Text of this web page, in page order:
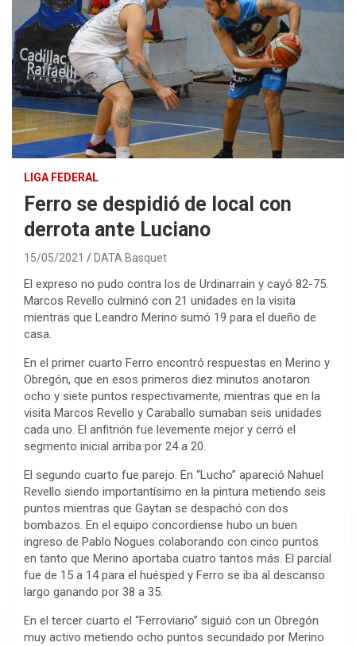
LIGA FEDERAL
Ferro se despidió de local con
derrota ante Luciano
15/05/2021 DATA Basquet
El expreso no pudo contra los de Urdinarrain y cayó 82-75.
Marcos Revello culminó con 21 unidades en la visita
mientras que Leandro Merino sumó 19 para el dueño de
casa.
En el primer cuarto Ferro encontró respuestas en Merino y
Obregón, que en esos primeros diez minutos anotaron
ocho y siete puntos respectivamente, mientras que en la
visita Marcos Revello y Caraballo sumaban seis unidades
cada uno. El anfitrión fue levemente mejor y cerró el
segmento inicial arriba por 24 a 20.
El segundo cuarto fue parejo. En “Lucho” apareció Nahuel
Revello siendo importantísimo en la pintura metiendo seis
puntos mientras que Gaytan se despachó con dos
bombazos. En el equipo concordiense hubo un buen
ingreso de Pablo Nogues colaborando con cinco puntos
en tanto que Merino aportaba cuatro tantos más. El parcial
fue de 15 a 14 para el huésped y Ferro se iba al descanso
largo ganando por 38 a 35.
En el tercer cuarto el “Ferroviario” siguió con un Obregón
muy activo metiendo ocho puntos secundado por Merino